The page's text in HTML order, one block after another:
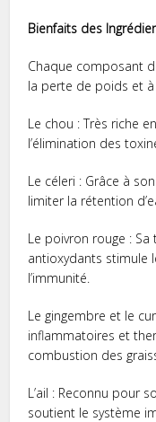
Bienfaits des
Chaque composant
la perte de poids et
Le chou : Très riche
l’élimination des
Le céleri : Grâce à
limiter la rétention
Le poivron rouge :
antioxydants stimule
l’immunité.
Le gingembre et le
inflammatoires et
combustion des
L’ail : Reconnu pour
soutient le système